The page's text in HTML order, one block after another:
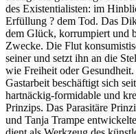
des Existentialisten: im
Erfüllung ? dem Tod. Das
dem Glück, korrumpiert und
Zwecke. Die Flut
seiner und setzt ihn an die
wie Freiheit oder
Gastarbeit beschäftigt sich
hartnäckig-formidable und
Prinzips. Das Parasitäre
und Tanja Trampe